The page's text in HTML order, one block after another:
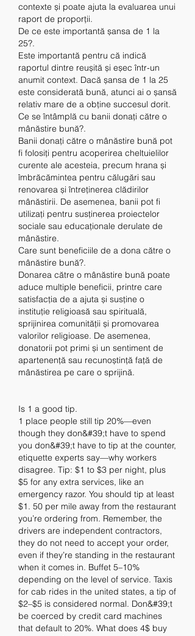
contexte și poate ajuta la evaluarea unui
raport de proporții.
De ce este importantă șansa de 1 la
25?.
Este importantă pentru că indică
raportul dintre reușită și eșec într-un
anumit context. Dacă șansa de 1 la 25
este considerată bună, atunci ai o șansă
relativ mare de a obține succesul dorit.
Ce se întâmplă cu banii donați către o
mânăstire bună?.
Banii donați către o mânăstire bună pot
fi folosiți pentru acoperirea cheltuielilor
curente ale acesteia, precum hrana și
îmbrăcămintea pentru călugări sau
renovarea și întreținerea clădirilor
mânăstirii. De asemenea, banii pot fi
utilizați pentru susținerea proiectelor
sociale sau educaționale derulate de
mânăstire.
Care sunt beneficiile de a dona către o
mânăstire bună?.
Donarea către o mânăstire bună poate
aduce multiple beneficii, printre care
satisfacția de a ajuta și susține o
instituție religioasă sau spirituală,
sprijinirea comunității și promovarea
valorilor religioase. De asemenea,
donatorii pot primi și un sentiment de
apartenență sau recunoștință față de
mânăstirea pe care o sprijină.
Is 1 a good tip.
1 place people still tip 20%—even
though they don&#39;t have to spend
you don&#39;t have to tip at the counter,
etiquette experts say—why workers
disagree. Tip: $1 to $3 per night, plus
$5 for any extra services, like an
emergency razor. You should tip at least
$1. 50 per mile away from the restaurant
you’re ordering from. Remember, the
drivers are independent contractors,
they do not need to accept your order,
even if they’re standing in the restaurant
when it comes in. Buffet 5–10%
depending on the level of service. Taxis
for cab rides in the united states, a tip of
$2–$5 is considered normal. Don&#39;t
be coerced by credit card machines
that default to 20%. What does 4$ buy